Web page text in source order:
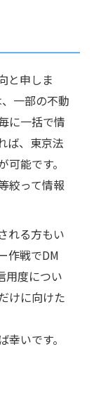
と申しま
一部の不動
に一括で情
ば、東京法
能です。
絞って情報
れる方もい
作戦でDM
用度につい
けに向けた
いです。